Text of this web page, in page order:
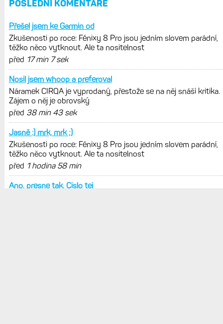
Elektrokola s motorem Bosch se
konečně mohou propojit s Garminem.
Zatím ale jen s Edge